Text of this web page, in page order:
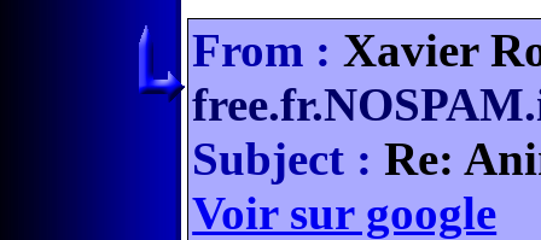
From : Xavier
Subject : Re:
Voir sur google